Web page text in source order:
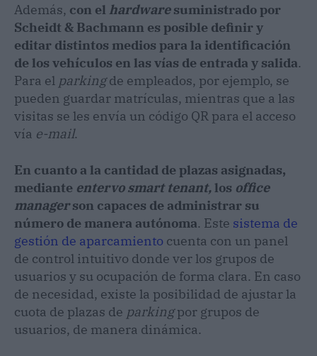
Además, con el hardwaresuministrado por
Scheidt & Bachmann es posible definir y
editar distintos medios para la identificación
de los vehículos en las vías de entrada y salida.
Para el parkingde empleados, por ejemplo, se
pueden guardar matrículas, mientras que a las
visitas se les envía un código QR para el acceso
vía e-mail.
En cuanto a la cantidad de plazas asignadas,
mediante entervo smart tenant,los office
managerson capaces de administrar su
número de manera autónoma. Este sistema de
gestión de aparcamiento cuenta con un panel
de control intuitivo donde ver los grupos de
usuarios y su ocupación de forma clara. En caso
de necesidad, existe la posibilidad de ajustar la
cuota de plazas de parkingpor grupos de
usuarios, de manera dinámica.